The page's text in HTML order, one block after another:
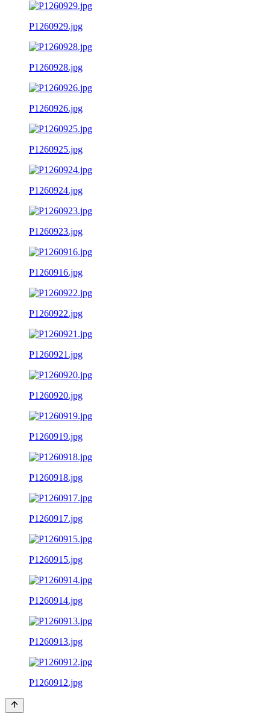
P1260929.jpg
P1260928.jpg
P1260926.jpg
P1260925.jpg
P1260924.jpg
P1260923.jpg
P1260916.jpg
P1260922.jpg
P1260921.jpg
P1260920.jpg
P1260919.jpg
P1260918.jpg
P1260917.jpg
P1260915.jpg
P1260914.jpg
P1260913.jpg
P1260912.jpg